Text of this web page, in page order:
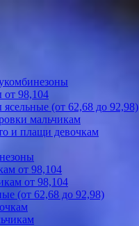
от 98,104
(от 62,68 до 92,98)
мальчикам
и плащи девочкам
от 98,104
от 98,104
(от 62,68 до 92,98)